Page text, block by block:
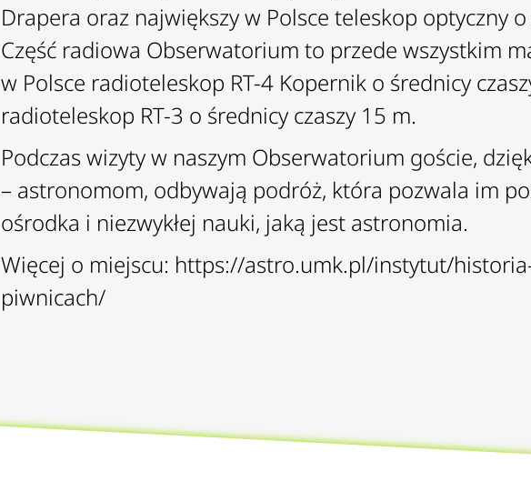
Drapera oraz największy w Polsce teleskop optyczny
Część radiowa Obserwatorium to przede wszystkim
w Polsce radioteleskop RT-4 Kopernik o średnicy
radioteleskop RT-3 o średnicy czaszy 15 m.
Podczas wizyty w naszym Obserwatorium goście,
– astronomom, odbywają podróż, która pozwala im
ośrodka i niezwykłej nauki, jaką jest astronomia.
Więcej o miejscu: https://astro.umk.pl/instytut/
piwnicach/